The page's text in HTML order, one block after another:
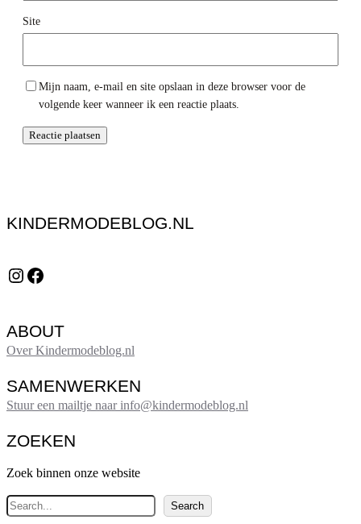
Site
Mijn naam, e-mail en site opslaan in deze browser voor de
volgende keer wanneer ik een reactie plaats.
KINDERMODEBLOG.NL
Instagram Facebook
ABOUT
Over Kindermodeblog.nl
SAMENWERKEN
Stuur een mailtje naar info@kindermodeblog.nl
ZOEKEN
Zoek binnen onze website
Z
o
Search